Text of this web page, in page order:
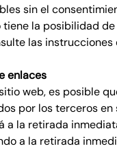
sin el
tiene la posibilidad
las
enlaces
web, es posible
por los terceros
a la retirada
a la retirada